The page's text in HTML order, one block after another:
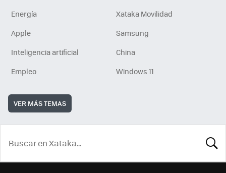
Energía
Xataka Movilidad
Apple
Samsung
Inteligencia artificial
China
Empleo
Windows 11
VER MÁS TEMAS